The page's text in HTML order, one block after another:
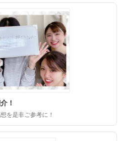
！
を是非ご参考に！